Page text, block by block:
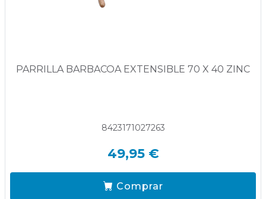
PARRILLA BARBACOA EXTENSIBLE 70 X 40 ZINC
8423171027263
49,95 €
Comprar